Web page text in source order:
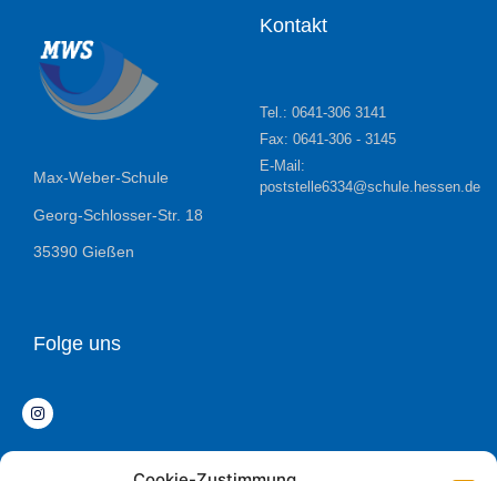
Max-Weber-Schule
Georg-Schlosser-Str. 18
35390 Gießen
Kontakt
Tel.: 0641-306 3141
Fax: 0641-306 - 3145
E-Mail:
poststelle6334@schule.hessen.de
Folge uns